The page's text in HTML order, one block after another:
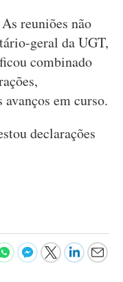
reuniões não
geral da UGT,
combinado
em curso.
declarações